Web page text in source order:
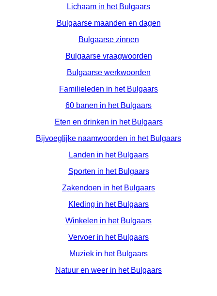
Lichaam in het Bulgaars
Bulgaarse maanden en dagen
Bulgaarse zinnen
Bulgaarse vraagwoorden
Bulgaarse werkwoorden
Familieleden in het Bulgaars
60 banen in het Bulgaars
Eten en drinken in het Bulgaars
Bijvoeglijke naamwoorden in het Bulgaars
Landen in het Bulgaars
Sporten in het Bulgaars
Zakendoen in het Bulgaars
Kleding in het Bulgaars
Winkelen in het Bulgaars
Vervoer in het Bulgaars
Muziek in het Bulgaars
Natuur en weer in het Bulgaars